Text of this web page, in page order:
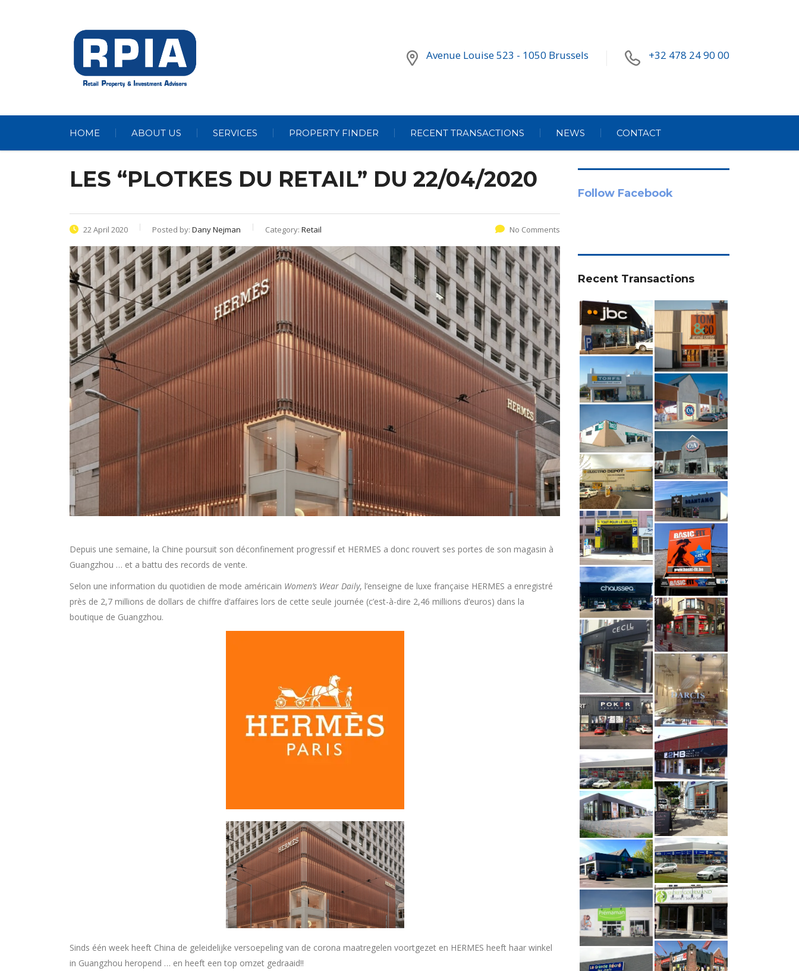
Avenue Louise 523 - 1050 Brussels +32 478 24 90 00
HOME ABOUT US SERVICES PROPERTY FINDER RECENT TRANSACTIONS NEWS CONTACT
LES “PLOTKES DU RETAIL” DU 22/04/2020
22 April 2020 Posted by: Dany Nejman Category: Retail No Comments
Depuis une semaine, la Chine poursuit son déconfinement progressif et HERMES a donc rouvert ses portes de son magasin à
Guangzhou … et a battu des records de vente.
Selon une information du quotidien de mode américain Women’s Wear Daily, l’enseigne de luxe française HERMES a enregistré
près de 2,7 millions de dollars de chiffre d’affaires lors de cette seule journée (c’est-à-dire 2,46 millions d’euros) dans la
boutique de Guangzhou.
Sinds één week heeft China de geleidelijke versoepeling van de corona maatregelen voortgezet en HERMES heeft haar winkel
in Guangzhou heropend … en heeft een top omzet gedraaid!!
Follow Facebook
Recent Transactions